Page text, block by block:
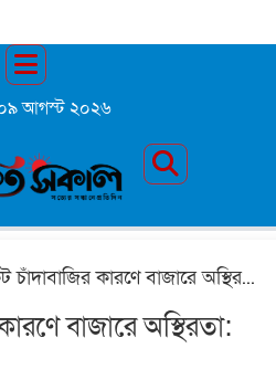
০৯ আগস্ট ২০২৬
সিন্ডিকেট চাঁদাবাজির কারণে বাজারে অস্থিরতা: জামায়াত আমির
বাজারে অস্থিরতা: